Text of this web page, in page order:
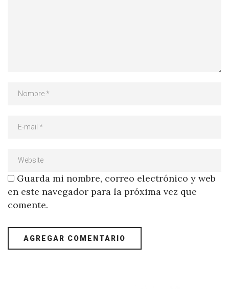
Guarda mi nombre, correo electrónico y web
en este navegador para la próxima vez que
comente.